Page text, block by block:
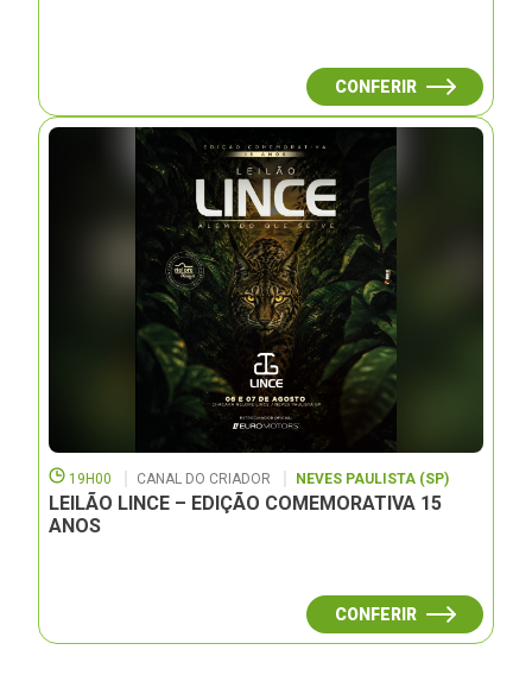
CONFERIR
19H00 CANAL DO CRIADOR NEVES PAULISTA (SP)
LEILÃO LINCE – EDIÇÃO COMEMORATIVA 15
ANOS
CONFERIR